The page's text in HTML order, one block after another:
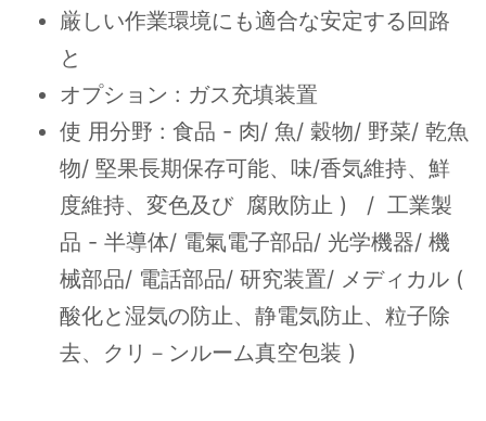
厳しい作業環境にも適合な安定する回路
と
オプション : ガス充填装置
使 用分野 : 食品 - 肉/ 魚/ 穀物/ 野菜/ 乾魚
物/ 堅果長期保存可能、味/香気維持、鮮
度維持、変色及び 腐敗防止 ) / 工業製
品 - 半導体/ 電氣電子部品/ 光学機器/ 機
械部品/ 電話部品/ 研究装置/ メディカル (
酸化と湿気の防止、静電気防止、粒子除
去、クリ－ンルーム真空包装 )